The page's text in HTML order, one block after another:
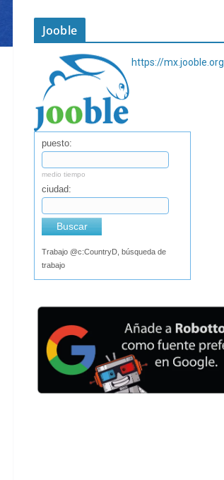
Jooble
https://mx.jooble.org
puesto:
medio tiempo
ciudad:
Buscar
Trabajo @c:CountryD, búsqueda de
trabajo